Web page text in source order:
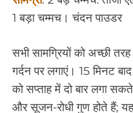
1 बड़ा चम्मच। चंदन पाउडर
सभी सामग्रियों को अच्छी
गर्दन पर लगाएं। 15 मिनट
को सप्ताह में दो बार लगा
और सूजन-रोधी गुण होते हैं;